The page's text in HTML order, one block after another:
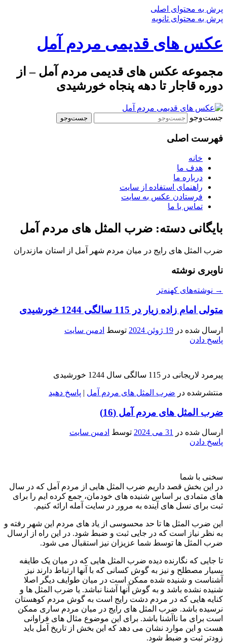
پرش به محتوای اصلی
پرش به محتوای ثانویه
عکس های قدیمی مردم آمل
مجموعه عکس های قدیمی مردم آمل – از
دوره قاجار تا دهه پنجاه خورشیدی
جست‌وجو
فهرست اصلی
خانه
هدف ما
درباره ما
راهنمای استفاده از سایت
فرستادن عکس به سایت
تماس با ما
بایگانی دسته: ضرب المثل های مردم آمل
ضرب المثل های رایج در میان مردم شهر آمل از استان مازندران
ناوبری نوشته
→ نوشته‌های کهنه‌تر
متولی امام زاده زیار در 115 سالگی 1244 خورشیدی
ارسال شده در 19 ژوئن 2024 توسط ادمین سایت
پاسخ دادن
پیرمرد لاریجانی در 115 سالگی سال 1244 خورشیدی
منتشرشده در ضرب المثل های مردم آمل | پاسخ دهید
ضرب المثل های مردم آمل (16)
ارسال شده در 31 می 2024 توسط ادمین سایت
پاسخ دادن
سخنی با شما
در این بخش قصد داریم ضرب المثل هایی از مردم آمل که در سال
های متمادی بر اساس شنیده های خودمان، جمع کرده ایم را برای
ثبت برای نسل های آینده به مرور در سایت آمله ارائه کنیم.
این ضرب المثل ها تا حد محسوسی از یاد های مردم این شهر رفته و
به نظر نیاز است که در جایی ثبت و ضبط شود. در این راه از ارسال
ضرب المثل ها توسط شما عزیزان نیز استقبال می شود.
تا جایی که نگارنده دیده ضرب المثل هایی که در میان یک طایفه
بسیار مصطلح و نیز به گوش کسانی که با آنها ارتباط دارند نیز
آشناست و شنیده شده ممکن است در میان طوایف دیگر اصلا
شنیده نشده باشد و به گوش آنها آشنا نباشد. یا ضرب المثل ها و
کنایه هایی که در مردم دشت رایج است به گوش مردم کوهستان
نرسیده باشد. ضرب المثل های رایج در میان مردم ساری ممکن
است برای ما ناآشنا باشد. برای این موضوع مثال های فراوانی
هست و این موارد نشان می دهد که این بخش از تاریخ آمل باید
زودتر ثبت و ضبط شود.